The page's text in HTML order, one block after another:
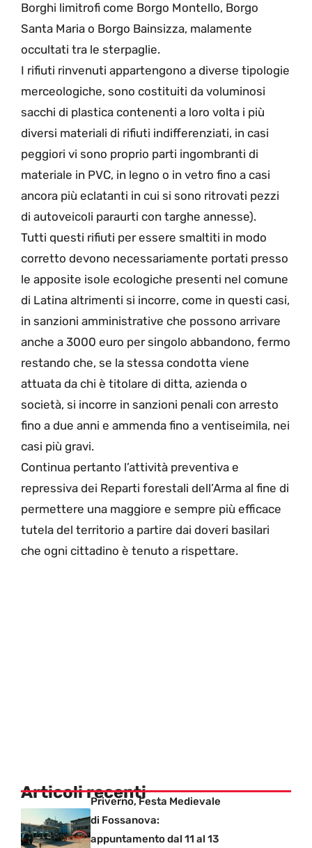
Borghi limitrofi come Borgo Montello, Borgo
Santa Maria o Borgo Bainsizza, malamente
occultati tra le sterpaglie.
I rifiuti rinvenuti appartengono a diverse tipologie
merceologiche, sono costituiti da voluminosi
sacchi di plastica contenenti a loro volta i più
diversi materiali di rifiuti indifferenziati, in casi
peggiori vi sono proprio parti ingombranti di
materiale in PVC, in legno o in vetro fino a casi
ancora più eclatanti in cui si sono ritrovati pezzi
di autoveicoli paraurti con targhe annesse).
Tutti questi rifiuti per essere smaltiti in modo
corretto devono necessariamente portati presso
le apposite isole ecologiche presenti nel comune
di Latina altrimenti si incorre, come in questi casi,
in sanzioni amministrative che possono arrivare
anche a 3000 euro per singolo abbandono, fermo
restando che, se la stessa condotta viene
attuata da chi è titolare di ditta, azienda o
società, si incorre in sanzioni penali con arresto
fino a due anni e ammenda fino a ventiseimila, nei
casi più gravi.
Continua pertanto l’attività preventiva e
repressiva dei Reparti forestali dell’Arma al fine di
permettere una maggiore e sempre più efficace
tutela del territorio a partire dai doveri basilari
che ogni cittadino è tenuto a rispettare.
Articoli recentiPriverno, Festa Medievale
di Fossanova:
appuntamento dal 11 al 13